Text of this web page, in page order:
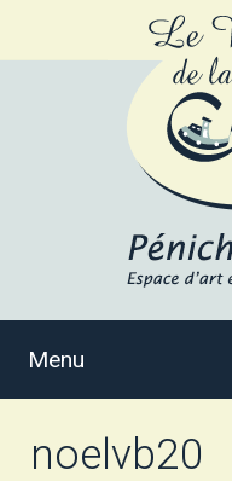
Menu
noelvb20